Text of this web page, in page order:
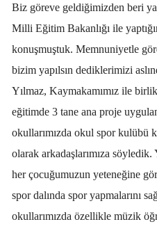
Biz göreve geldiğimizden beri
Milli Eğitim Bakanlığı ile
konuşmuştuk. Memnuniyetle
bizim yapılsın dediklerimizi
Yılmaz, Kaymakamımız ile
eğitimde 3 tane ana proje
okullarımızda okul spor kulübü
olarak arkadaşlarımıza söyledik.
her çocuğumuzun yeteneğine
spor dalında spor yapmalarını
okullarımızda özellikle müzik